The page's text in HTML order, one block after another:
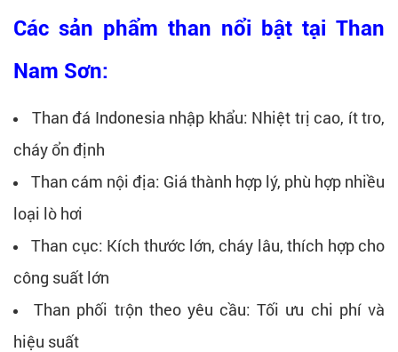
Các sản phẩm than nổi bật tại Than
Nam Sơn:
Than đá Indonesia nhập khẩu: Nhiệt trị cao, ít tro,
cháy ổn định
Than cám nội địa: Giá thành hợp lý, phù hợp nhiều
loại lò hơi
Than cục: Kích thước lớn, cháy lâu, thích hợp cho
công suất lớn
Than phối trộn theo yêu cầu: Tối ưu chi phí và
hiệu suất